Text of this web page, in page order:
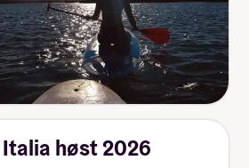
høst 2026